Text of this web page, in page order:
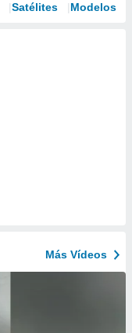
Satélites Modelos
Más Vídeos